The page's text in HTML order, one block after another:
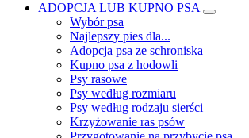
ADOPCJA LUB KUPNO PSA
Wybór psa
Najlepszy pies dla...
Adopcja psa ze schroniska
Kupno psa z hodowli
Psy rasowe
Psy według rozmiaru
Psy według rodzaju sierści
Krzyżowanie ras psów